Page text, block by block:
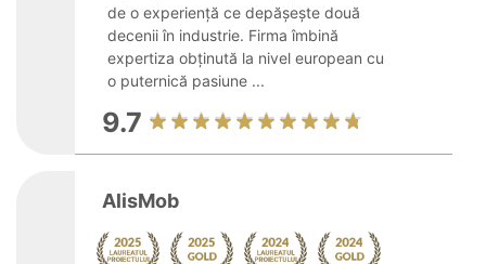
de o experiență ce depășește două
decenii în industrie. Firma îmbină
expertiza obținută la nivel european cu
o puternică pasiune ...
9.7
AlisMob